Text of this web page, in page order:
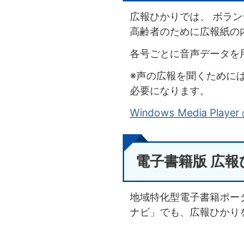
広報ひかりでは、 ボラ
高齢者のために広報紙の
各号ごとに音声データを
※声の広報を聞くために
必要になります。
Windows Media Player
電子書籍版 広
地域特化型電子書籍ポ
ナビ」でも、広報ひかり